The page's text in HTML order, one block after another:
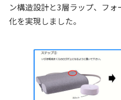
ン構造設計と3層ラップ、フ
化を実現しました。